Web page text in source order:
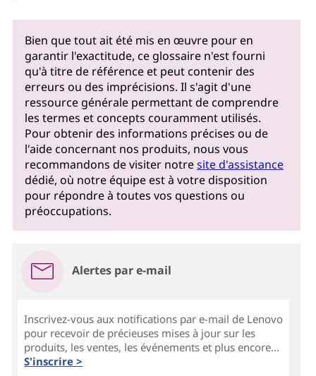
Bien que tout ait été mis en œuvre pour en
garantir l'exactitude, ce glossaire n'est fourni
qu'à titre de référence et peut contenir des
erreurs ou des imprécisions. Il s'agit d'une
ressource générale permettant de comprendre
les termes et concepts couramment utilisés.
Pour obtenir des informations précises ou de
l'aide concernant nos produits, nous vous
recommandons de visiter notresite d'assistance
dédié, où notre équipe est à votre disposition
pour répondre à toutes vos questions ou
préoccupations.
Alertes par e-mail
Inscrivez-vous aux notifications par e-mail de Lenovo
pour recevoir de précieuses mises à jour sur les
produits, les ventes, les événements et plus encore...
S'inscrire >